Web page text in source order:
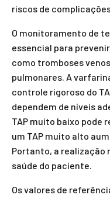
riscos de
O monitoramento de
essencial para
como tromboses
pulmonares. A
controle rigoroso do
dependem de níveis
TAP muito baixo pode
um TAP muito alto
Portanto, a realização
saúde do paciente.
Os valores de